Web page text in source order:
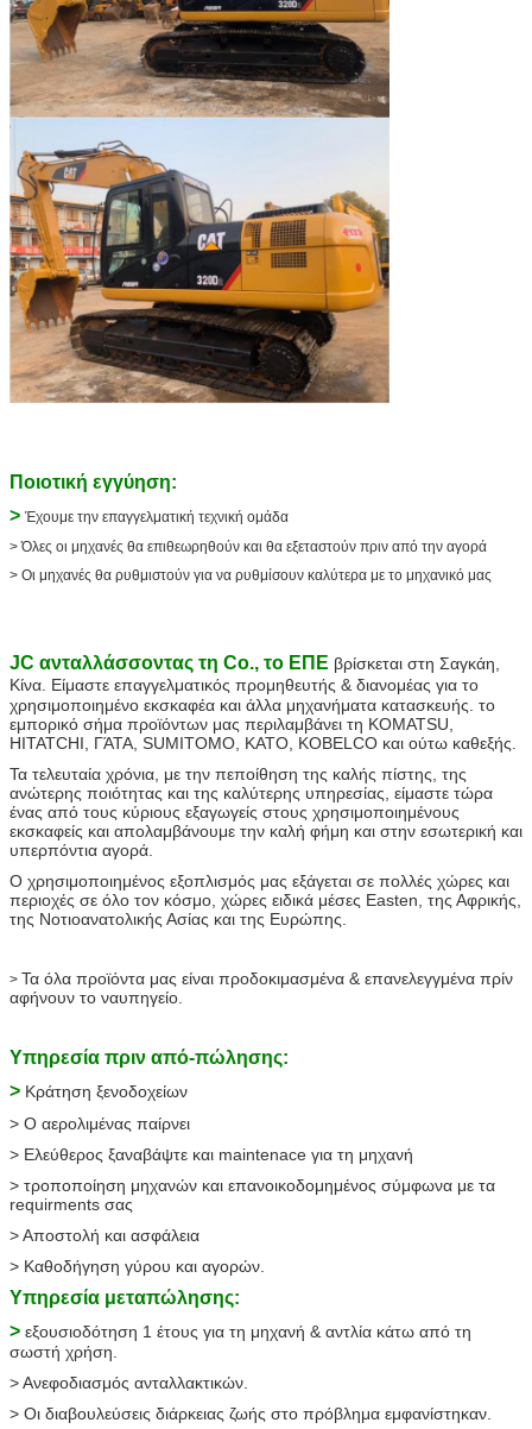
Ποιοτική εγγύηση:
> Έχουμε την επαγγελματική τεχνική ομάδα
> Όλες οι μηχανές θα επιθεωρηθούν και θα εξεταστούν πριν από την αγορά
> Οι μηχανές θα ρυθμιστούν για να ρυθμίσουν καλύτερα με το μηχανικό μας
JC ανταλλάσσοντας τη Co., το ΕΠΕ βρίσκεται στη Σαγκάη,
Κίνα. Είμαστε επαγγελματικός προμηθευτής & διανομέας για το
χρησιμοποιημένο εκσκαφέα και άλλα μηχανήματα κατασκευής. το
εμπορικό σήμα προϊόντων μας περιλαμβάνει τη KOMATSU,
HITATCHI, ΓΆΤΑ, SUMITOMO, KATO, KOBELCO και ούτω καθεξής.
Τα τελευταία χρόνια, με την πεποίθηση της καλής πίστης, της
ανώτερης ποιότητας και της καλύτερης υπηρεσίας, είμαστε τώρα
ένας από τους κύριους εξαγωγείς στους χρησιμοποιημένους
εκσκαφείς και απολαμβάνουμε την καλή φήμη και στην εσωτερική και
υπερπόντια αγορά.
Ο χρησιμοποιημένος εξοπλισμός μας εξάγεται σε πολλές χώρες και
περιοχές σε όλο τον κόσμο, χώρες ειδικά μέσες Easten, της Αφρικής,
της Νοτιοανατολικής Ασίας και της Ευρώπης.
> Τα όλα προϊόντα μας είναι προδοκιμασμένα & επανελεγγμένα πρίν
αφήνουν το ναυπηγείο.
Υπηρεσία πριν από-πώλησης:
> Κράτηση ξενοδοχείων
> Ο αερολιμένας παίρνει
> Ελεύθερος ξαναβάψτε και maintenace για τη μηχανή
> τροποποίηση μηχανών και επανοικοδομημένος σύμφωνα με τα
requirments σας
> Αποστολή και ασφάλεια
> Καθοδήγηση γύρου και αγορών.
Υπηρεσία μεταπώλησης:
> εξουσιοδότηση 1 έτους για τη μηχανή & αντλία κάτω από τη
σωστή χρήση.
> Ανεφοδιασμός ανταλλακτικών.
> Οι διαβουλεύσεις διάρκειας ζωής στο πρόβλημα εμφανίστηκαν.